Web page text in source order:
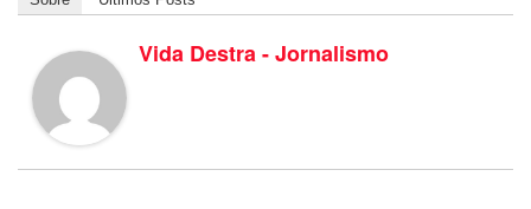
Vida Destra - Jornalismo